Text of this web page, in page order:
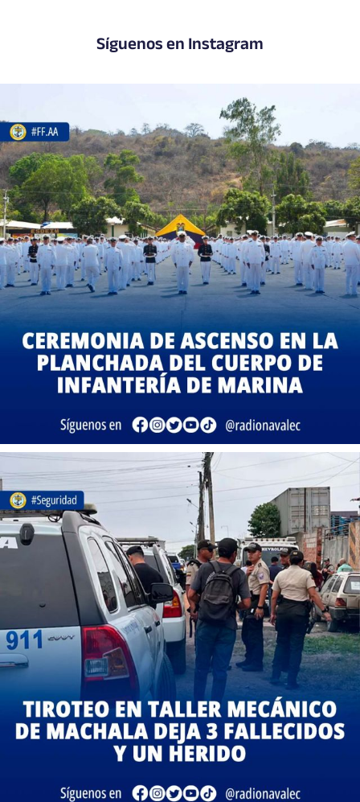
Síguenos en Instagram